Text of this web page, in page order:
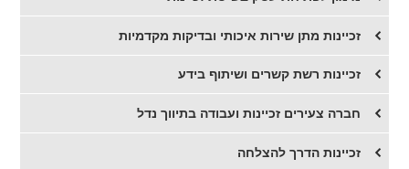
זכיינות מתן שירות איכותי ובדיקות מקדמיות
זכיינות רשת קשרים ושיתוף בידע
חברה צעירים זכיינות ועבודה בתיווך נדל
זכיינות הדרך להצלחה